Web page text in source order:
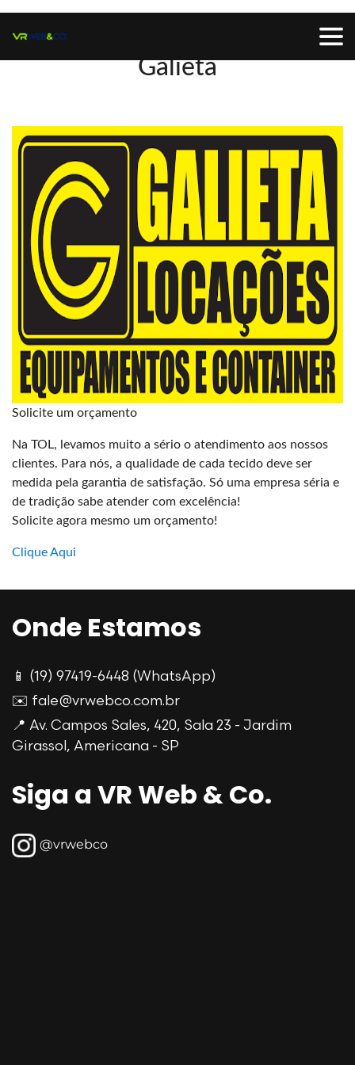
Galieta
Galieta
Solicite um orçamento
Na TOL, levamos muito a sério o atendimento aos nossos
clientes. Para nós, a qualidade de cada tecido deve ser
medida pela garantia de satisfação. Só uma empresa séria e
de tradição sabe atender com excelência!
Solicite agora mesmo um orçamento!
Clique Aqui
Onde Estamos
📱 (19) 97419-6448 (WhatsApp)
✉️ fale@vrwebco.com.br
📍 Av. Campos Sales, 420, Sala 23 - Jardim
Girassol, Americana - SP
Siga a VR Web & Co.
@vrwebco